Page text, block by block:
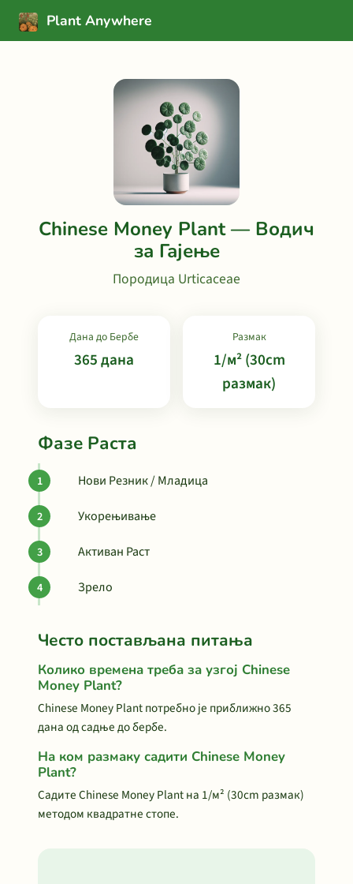
Plant Anywhere
Chinese Money Plant — Водич
за Гајење
Породица Urticaceae
Дана до Бербе
365 дана
Размак
1/м² (30cm
размак)
Фазе Раста
Нови Резник / Младица
Укорењивање
Активан Раст
Зрело
Често постављана питања
Колико времена треба за узгој Chinese
Money Plant?
Chinese Money Plant потребно је приближно 365
дана од садње до бербе.
На ком размаку садити Chinese Money
Plant?
Садите Chinese Money Plant на 1/м² (30cm размак)
методом квадратне стопе.